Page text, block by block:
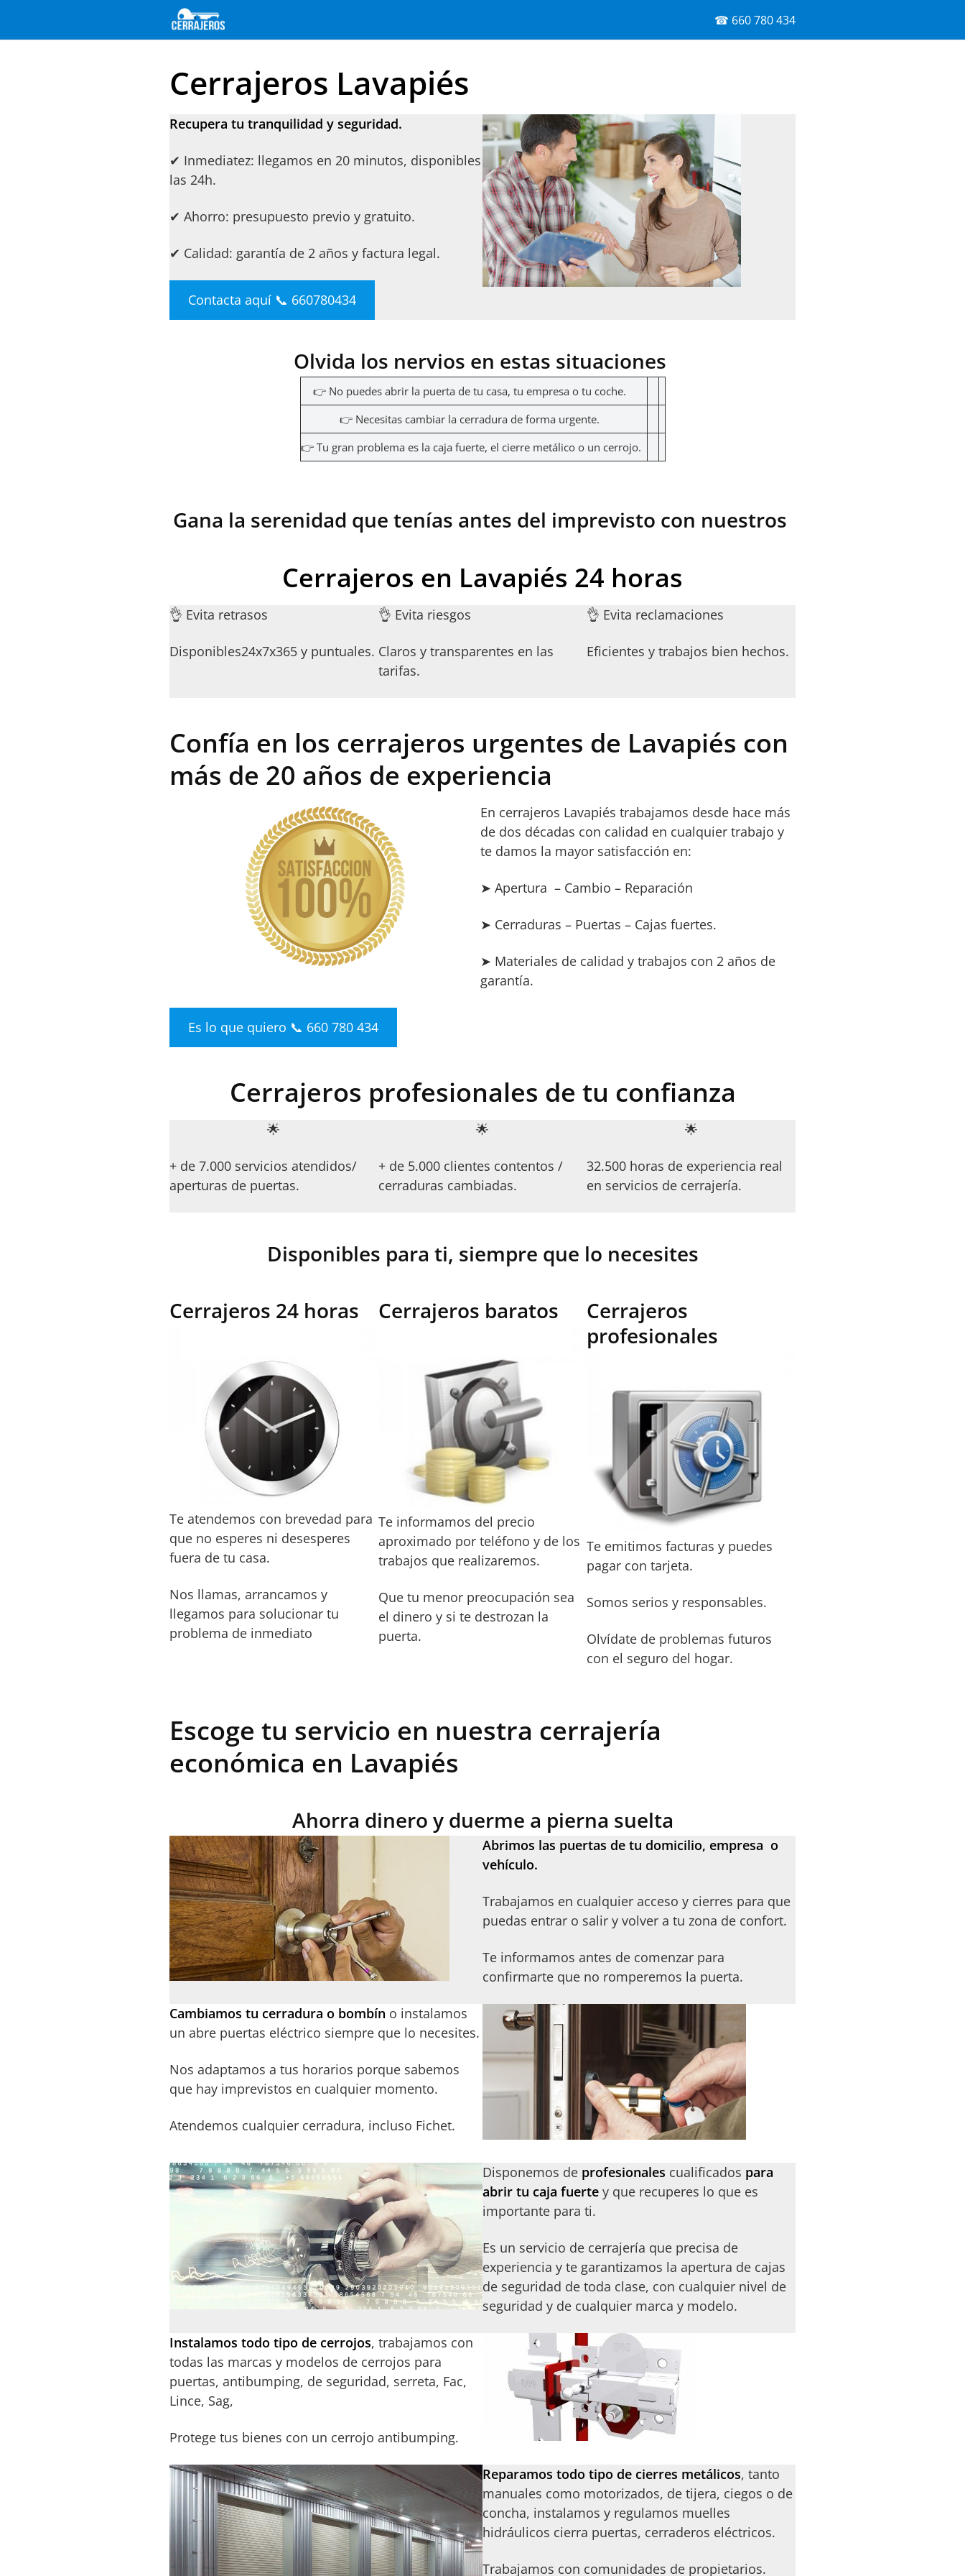
contenido
☎ 660 780 434
Cerrajeros Lavapiés
Recupera tu tranquilidad y seguridad.
✔ Inmediatez: llegamos en 20 minutos, disponibles
las 24h.
✔ Ahorro: presupuesto previo y gratuito.
✔ Calidad: garantía de 2 años y factura legal.
Contacta aquí 📞 660780434
Olvida los nervios en estas situaciones
👉 No puedes abrir la puerta de tu casa, tu empresa o tu coche.
👉 Necesitas cambiar la cerradura de forma urgente.
👉 Tu gran problema es la caja fuerte, el cierre metálico o un cerrojo.
Gana la serenidad que tenías antes del imprevisto con nuestros
Cerrajeros en Lavapiés 24 horas
👌 Evita retrasos
Disponibles24x7x365 y puntuales.
👌 Evita riesgos
Claros y transparentes en las
tarifas.
👌 Evita reclamaciones
Eficientes y trabajos bien hechos.
Confía en los cerrajeros urgentes de Lavapiés con
más de 20 años de experiencia
En cerrajeros Lavapiés trabajamos desde hace más
de dos décadas con calidad en cualquier trabajo y
te damos la mayor satisfacción en:
➤ Apertura – Cambio – Reparación
➤ Cerraduras – Puertas – Cajas fuertes.
➤ Materiales de calidad y trabajos con 2 años de
garantía.
Es lo que quiero 📞 660 780 434
Cerrajeros profesionales de tu confianza
🌟
+ de 7.000 servicios atendidos/
aperturas de puertas.
🌟
+ de 5.000 clientes contentos /
cerraduras cambiadas.
🌟
32.500 horas de experiencia real
en servicios de cerrajería.
Disponibles para ti, siempre que lo necesites
Cerrajeros 24 horas
Te atendemos con brevedad para
que no esperes ni desesperes
fuera de tu casa.
Nos llamas, arrancamos y
llegamos para solucionar tu
problema de inmediato
Cerrajeros baratos
Te informamos del precio
aproximado por teléfono y de los
trabajos que realizaremos.
Que tu menor preocupación sea
el dinero y si te destrozan la
puerta.
Cerrajeros
profesionales
Te emitimos facturas y puedes
pagar con tarjeta.
Somos serios y responsables.
Olvídate de problemas futuros
con el seguro del hogar.
Escoge tu servicio en nuestra cerrajería
económica en Lavapiés
Ahorra dinero y duerme a pierna suelta
Abrimos las puertas de tu domicilio, empresa o
vehículo.
Trabajamos en cualquier acceso y cierres para que
puedas entrar o salir y volver a tu zona de confort.
Te informamos antes de comenzar para
confirmarte que no romperemos la puerta.
Cambiamos tu cerradura o bombín o instalamos
un abre puertas eléctrico siempre que lo necesites.
Nos adaptamos a tus horarios porque sabemos
que hay imprevistos en cualquier momento.
Atendemos cualquier cerradura, incluso Fichet.
Disponemos de profesionales cualificados para
abrir tu caja fuerte y que recuperes lo que es
importante para ti.
Es un servicio de cerrajería que precisa de
experiencia y te garantizamos la apertura de cajas
de seguridad de toda clase, con cualquier nivel de
seguridad y de cualquier marca y modelo.
Instalamos todo tipo de cerrojos, trabajamos con
todas las marcas y modelos de cerrojos para
puertas, antibumping, de seguridad, serreta, Fac,
Lince, Sag,
Protege tus bienes con un cerrojo antibumping.
Reparamos todo tipo de cierres metálicos, tanto
manuales como motorizados, de tijera, ciegos o de
concha, instalamos y regulamos muelles
hidráulicos cierra puertas, cerraderos eléctricos.
Trabajamos con comunidades de propietarios.